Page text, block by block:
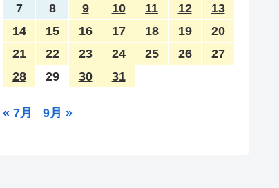
7
8 9 10 11 12
13
14
15 16 17 18 19
20
21
22 23 24 25 26
27
28
29 30 31
« 7月 9月 »